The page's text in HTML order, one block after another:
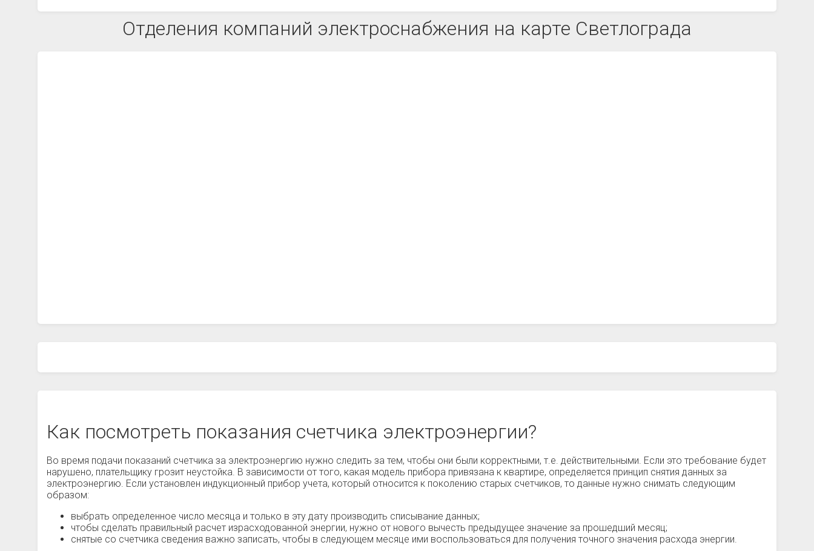
Отделения компаний электроснабжения на карте Светлограда
Как посмотреть показания счетчика электроэнергии?
Во время подачи показаний счетчика за электроэнергию нужно следить за тем, чтобы они были корректными, т.е. действительными. Если это требование будет
нарушено, плательщику грозит неустойка. В зависимости от того, какая модель прибора привязана к квартире, определяется принцип снятия данных за
электроэнергию. Если установлен индукционный прибор учета, который относится к поколению старых счетчиков, то данные нужно снимать следующим
образом:
выбрать определенное число месяца и только в эту дату производить списывание данных;
чтобы сделать правильный расчет израсходованной энергии, нужно от нового вычесть предыдущее значение за прошедший месяц;
снятые со счетчика сведения важно записать, чтобы в следующем месяце ими воспользоваться для получения точного значения расхода энергии.